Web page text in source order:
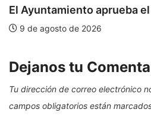
El Ayuntamiento aprueba
9 de agosto de 2026
Dejanos tu
Tu dirección de correo electrónico
campos obligatorios están